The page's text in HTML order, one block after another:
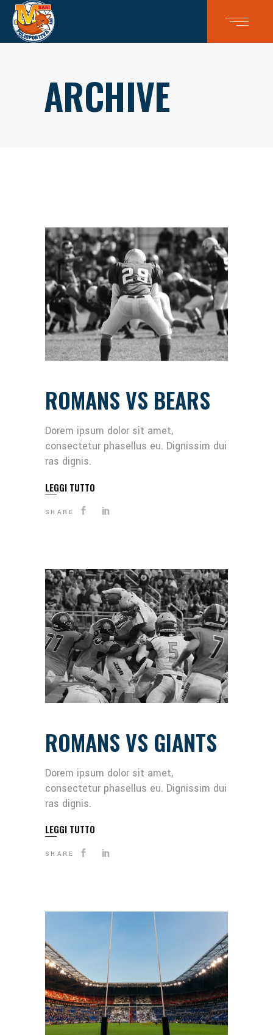
ARCHIVE
ROMANS VS BEARS
Dorem ipsum dolor sit amet,
consectetur phasellus eu. Dignissim dui
ras dignis.
LEGGI TUTTO
SHARE
ROMANS VS GIANTS
Dorem ipsum dolor sit amet,
consectetur phasellus eu. Dignissim dui
ras dignis.
LEGGI TUTTO
SHARE